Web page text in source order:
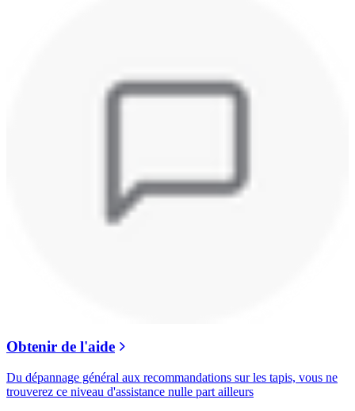
Obtenir de l'aide
Du dépannage général aux recommandations sur les tapis, vous ne
trouverez ce niveau d'assistance nulle part ailleurs